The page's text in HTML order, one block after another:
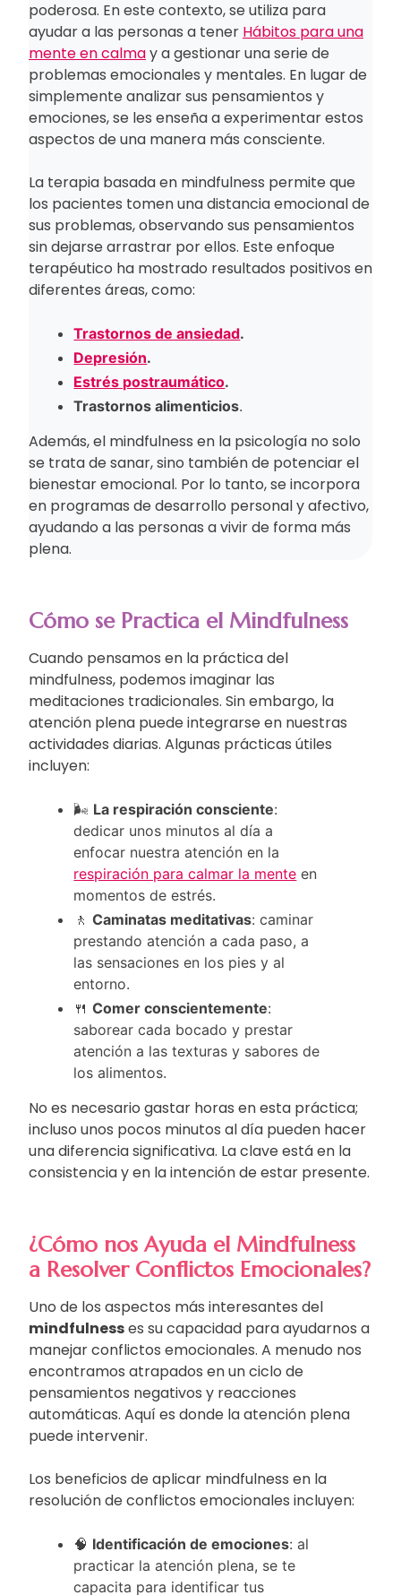
poderosa. En este contexto, se utiliza para
ayudar a las personas a tener Hábitos para una
mente en calmay a gestionar una serie de
problemas emocionales y mentales. En lugar de
simplemente analizar sus pensamientos y
emociones, se les enseña a experimentar estos
aspectos de una manera más consciente.
La terapia basada en mindfulness permite que
los pacientes tomen una distancia emocional de
sus problemas, observando sus pensamientos
sin dejarse arrastrar por ellos. Este enfoque
terapéutico ha mostrado resultados positivos en
diferentes áreas, como:
Trastornos de ansiedad.
Depresión.
Estrés postraumático.
Trastornos alimenticios.
Además, el mindfulness en la psicología no solo
se trata de sanar, sino también de potenciar el
bienestar emocional. Por lo tanto, se incorpora
en programas de desarrollo personal y afectivo,
ayudando a las personas a vivir de forma más
plena.
Cómo se Practica el Mindfulness
Cuando pensamos en la práctica del
mindfulness, podemos imaginar las
meditaciones tradicionales. Sin embargo, la
atención plena puede integrarse en nuestras
actividades diarias. Algunas prácticas útiles
incluyen:
🌬️ La respiración consciente:
dedicar unos minutos al día a
enfocar nuestra atención en la
respiración para calmar la mente en
momentos de estrés.
🚶Caminatas meditativas: caminar
prestando atención a cada paso, a
las sensaciones en los pies y al
entorno.
🍴Comer conscientemente:
saborear cada bocado y prestar
atención a las texturas y sabores de
los alimentos.
No es necesario gastar horas en esta práctica;
incluso unos pocos minutos al día pueden hacer
una diferencia significativa. La clave está en la
consistencia y en la intención de estar presente.
¿Cómo nos Ayuda el Mindfulness
a Resolver Conflictos Emocionales?
Uno de los aspectos más interesantes del
mindfulnesses su capacidad para ayudarnos a
manejar conflictos emocionales. A menudo nos
encontramos atrapados en un ciclo de
pensamientos negativos y reacciones
automáticas. Aquí es donde la atención plena
puede intervenir.
Los beneficios de aplicar mindfulness en la
resolución de conflictos emocionales incluyen:
🧠 Identificación de emociones: al
practicar la atención plena, se te
capacita para identificar tus